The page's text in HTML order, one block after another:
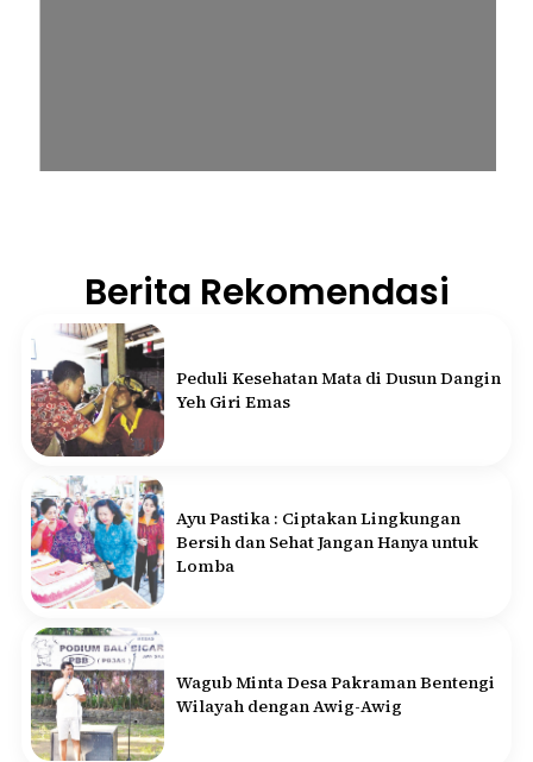
Berita Rekomendasi
Peduli Kesehatan Mata di Dusun Dangin
Yeh Giri Emas
Ayu Pastika : Ciptakan Lingkungan
Bersih dan Sehat Jangan Hanya untuk
Lomba
Wagub Minta Desa Pakraman Bentengi
Wilayah dengan Awig-Awig